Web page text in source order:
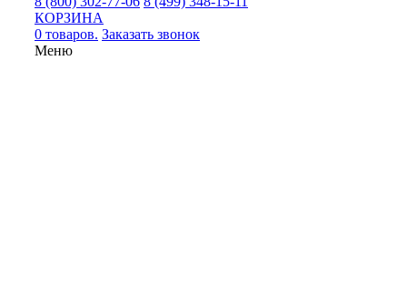
КОРЗИНА
0 товаров. Заказать звонок
Меню